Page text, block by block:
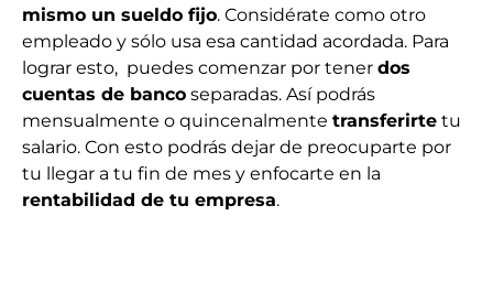
mismo un sueldo fijo. Considérate como otro
empleado y sólo usa esa cantidad acordada. Para
lograr esto, puedes comenzar por tener dos
cuentas de banco separadas. Así podrás
mensualmente o quincenalmente transferirte tu
salario. Con esto podrás dejar de preocuparte por
tu llegar a tu fin de mes y enfocarte en la
rentabilidad de tu empresa.